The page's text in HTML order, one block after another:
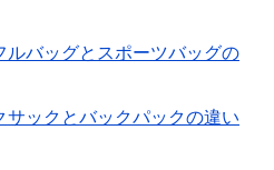
ルバッグとスポーツバッグの
ックとバックパックの違い